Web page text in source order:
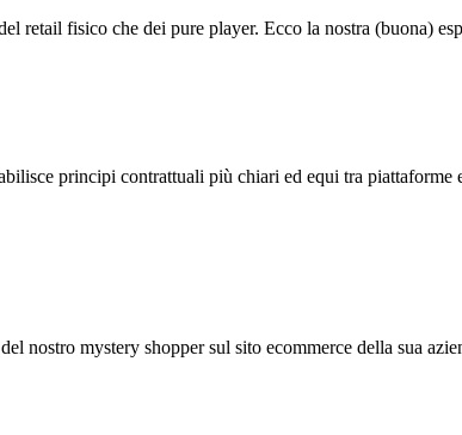
retail fisico che dei pure player. Ecco la nostra (buona)
principi contrattuali più chiari ed equi tra
nostro mystery shopper sul sito ecommerce della sua